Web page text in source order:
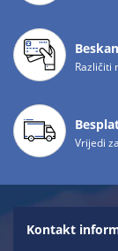
Različiti
Vrijedi
Kontakt